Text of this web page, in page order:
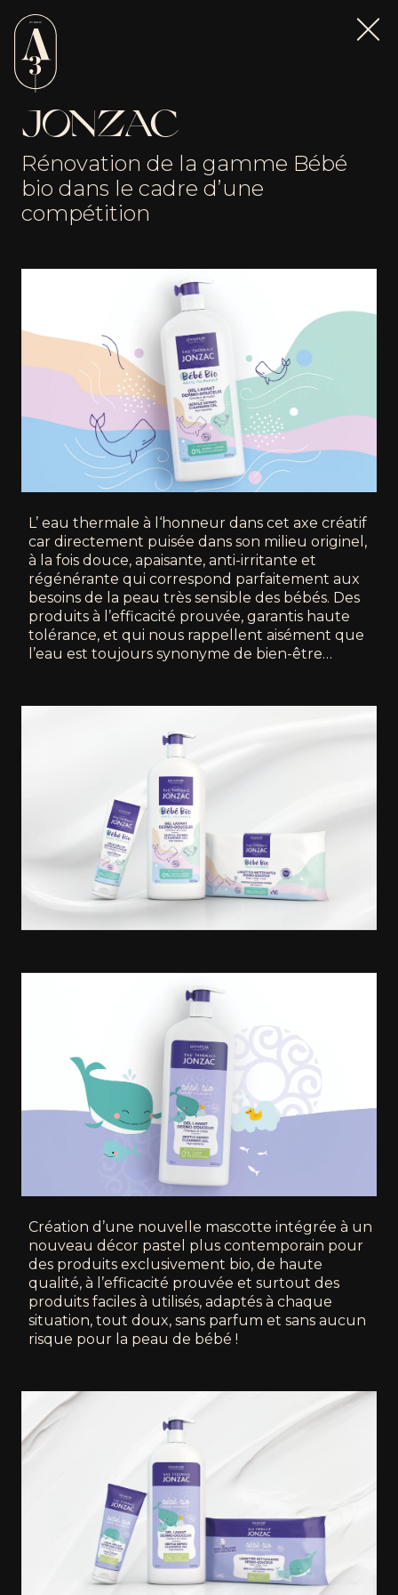
JONZAC
Rénovation de la gamme Bébé
bio dans le cadre d’une
compétition
L’ eau thermale à l‘honneur dans cet axe créatif
car directement puisée dans son milieu originel,
à la fois douce, apaisante, anti-irritante et
régénérante qui correspond parfaitement aux
besoins de la peau très sensible des bébés. Des
produits à l’efficacité prouvée, garantis haute
tolérance, et qui nous rappellent aisément que
l’eau est toujours synonyme de bien-être…
Création d’une nouvelle mascotte intégrée à un
nouveau décor pastel plus contemporain pour
des produits exclusivement bio, de haute
qualité, à l’efficacité prouvée et surtout des
produits faciles à utilisés, adaptés à chaque
situation, tout doux, sans parfum et sans aucun
risque pour la peau de bébé !